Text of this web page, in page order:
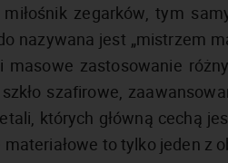
zegarków, tym
nazywana jest „mistrzem
masowe zastosowanie
szafirowe,
których główną cechą
to tylko jeden z